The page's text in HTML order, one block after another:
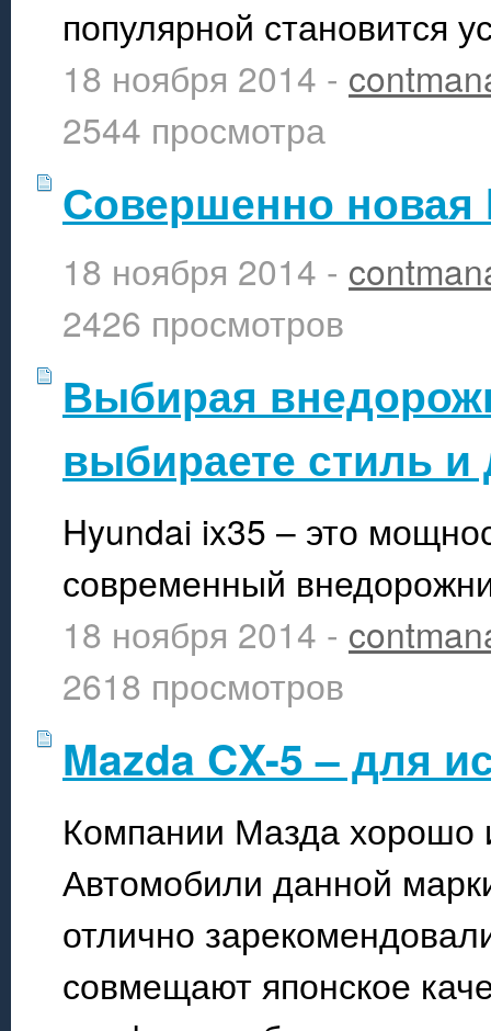
популярной становится
18 ноября 2014 -
2544 просмотра
Совершенно новая
18 ноября 2014 -
2426 просмотров
Выбирая
выбираете стиль
Hyundai ix35 – это
современный
18 ноября 2014 -
2618 просмотров
Mazda CX-5 – для
Компании Мазда хорошо
Автомобили данной
отлично
совмещают японское